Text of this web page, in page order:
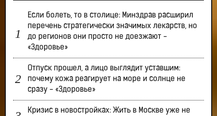
Если болеть, то в столице: Минздрав расширил
перечень стратегически значимых лекарств, но
до регионов они просто не доезжают -
«Здоровье»
Отпуск прошел, а лицо выглядит уставшим:
почему кожа реагирует на море и солнце не
сразу - «Здоровье»
Кризис в новостройках: Жить в Москве уже не